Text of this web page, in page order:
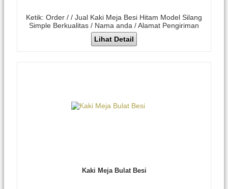
Ketik: Order / / Jual Kaki Meja Besi Hitam Model Silang
Simple Berkualitas / Nama anda / Alamat Pengiriman
Lihat Detail
Kaki Meja Bulat Besi